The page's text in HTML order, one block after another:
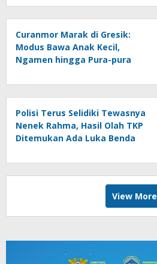
Curanmor Marak di Gresik:
Modus Bawa Anak Kecil,
Ngamen hingga Pura-pura
Polisi Terus Selidiki Tewasnya
Nenek Rahma, Hasil Olah TKP
Ditemukan Ada Luka Benda
View More